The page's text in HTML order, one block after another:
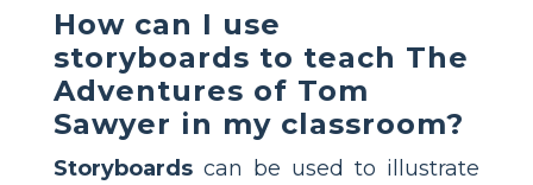
How can I use
storyboards to teach The
Adventures of Tom
Sawyer in my classroom?
Storyboards can be used to illustrate